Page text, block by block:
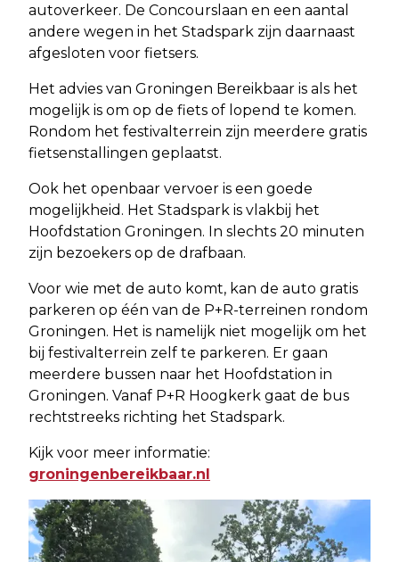
autoverkeer. De Concourslaan en een aantal
andere wegen in het Stadspark zijn daarnaast
afgesloten voor fietsers.
Het advies van Groningen Bereikbaar is als het
mogelijk is om op de fiets of lopend te komen.
Rondom het festivalterrein zijn meerdere gratis
fietsenstallingen geplaatst.
Ook het openbaar vervoer is een goede
mogelijkheid. Het Stadspark is vlakbij het
Hoofdstation Groningen. In slechts 20 minuten
zijn bezoekers op de drafbaan.
Voor wie met de auto komt, kan de auto gratis
parkeren op één van de P+R-terreinen rondom
Groningen. Het is namelijk niet mogelijk om het
bij festivalterrein zelf te parkeren. Er gaan
meerdere bussen naar het Hoofdstation in
Groningen. Vanaf P+R Hoogkerk gaat de bus
rechtstreeks richting het Stadspark.
Kijk voor meer informatie:
groningenbereikbaar.nl